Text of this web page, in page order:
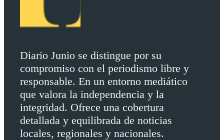
Diario Junio se distingue por su
compromiso con el periodismo libre y
responsable. En un entorno mediático
que valora la independencia y la
integridad. Ofrece una cobertura
detallada y equilibrada de noticias
locales, regionales y nacionales.